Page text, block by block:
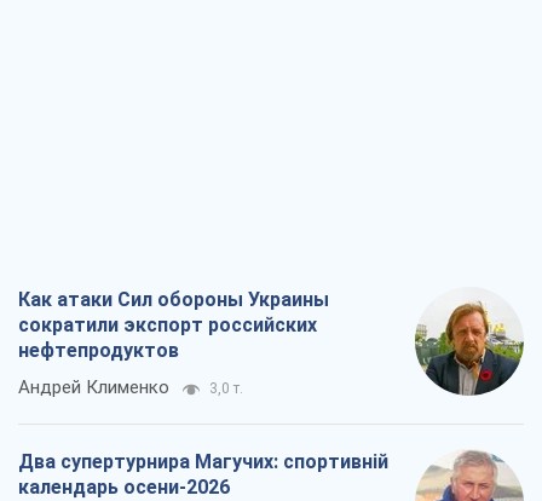
Как атаки Сил обороны Украины
сократили экспорт российских
нефтепродуктов
Андрей Клименко 3,0 т.
Два супертурнира Магучих: спортивній
календарь осени-2026